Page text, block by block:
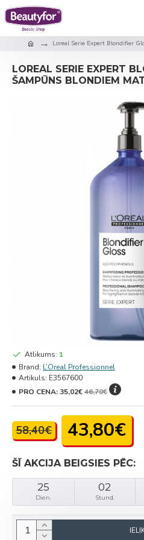
Loreal Serie Expert Blondifier
LOREAL SERIE EXPERT
ŠAMPŪNS BLONDIEM
ŠĪ AKCIJA BEIGSIES PĒC:
25
Dien.
02
Stund.
58,40€ 43,80€
Atlikums: 1
Brand: L’Oreal Professionnel
Artikuls: E3567600
PRO CENA:35,02€46,70€